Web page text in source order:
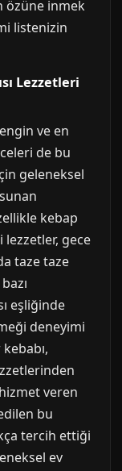
özüne inmek
listenizin
Lezzetleri
ve en
de bu
geleneksel
kebap
gece
taze taze
eşliğinde
deneyimi
veren
bu
tercih ettiği
ev